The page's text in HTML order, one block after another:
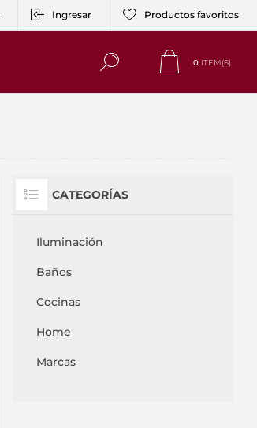
Ingresar Productos favoritos
0 ITEM(S)
CATEGORÍAS
Iluminación
Baños
Cocinas
Home
Marcas